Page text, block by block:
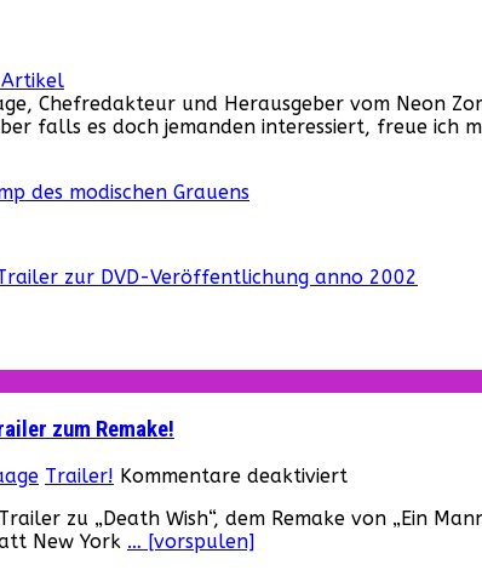
Chefredakteur und Herausgeber vom Neon
falls es doch jemanden interessiert, freue ich
des modischen Grauens
zur DVD-Veröffentlichung anno 2002
zum Remake!
Trailer! Kommentare deaktiviertfür
Wish“
Trailer zu „Death Wish“, dem Remake von „Ein
New York … [vorspulen]